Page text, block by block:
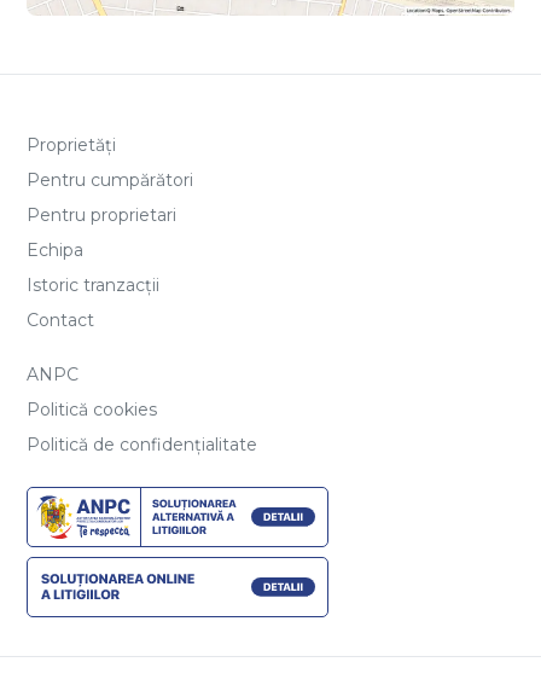
Proprietăți
Pentru cumpărători
Pentru proprietari
Echipa
Istoric tranzacții
Contact
ANPC
Politică cookies
Politică de confidențialitate